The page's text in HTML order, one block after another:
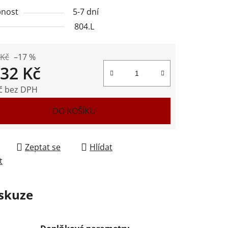
5-7 dní
804.L
–17 %
Kč
bez DPH
DO KOŠÍKU
Zeptat se
Hlídat